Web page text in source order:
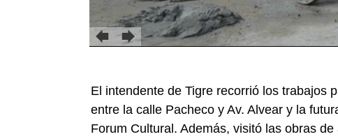
El intendente de Tigre recorrió los trabajos
entre la calle Pacheco y Av. Alvear y la
Forum Cultural. Además, visitó las obras